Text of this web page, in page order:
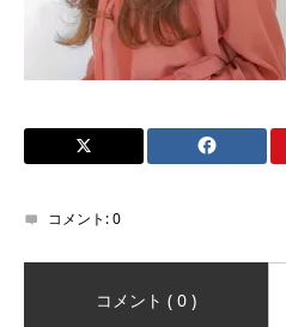
コメント:0
コメント ( 0 )